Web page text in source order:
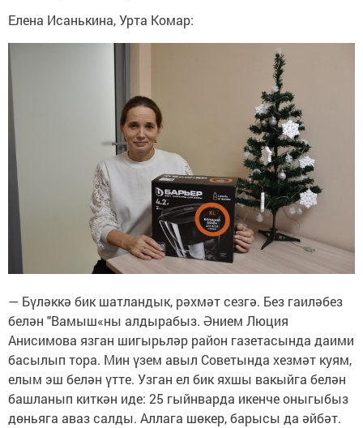
Елена Исанькина, Урта Комар:
— Бүләккә бик шатландык, рәхмәт сезгә. Без гаиләбез
белән "Вамыш«ны алдырабыз. Әнием Люция
Анисимова язган шигырьләр район газетасында даими
басылып тора. Мин үзем авыл Советында хезмәт куям,
елым эш белән үтте. Узган ел бик яхшы вакыйга белән
башланып киткән иде: 25 гыйнварда икенче оныгыбыз
дөньяга аваз салды. Аллага шөкер, барысы да әйбәт.